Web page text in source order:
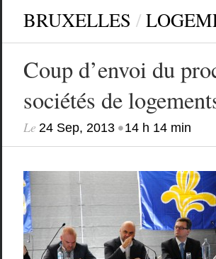
BRUXELLES /
Coup d’envoi du
sociétés de
Le 24 Sep, 2013•14 h 14 min